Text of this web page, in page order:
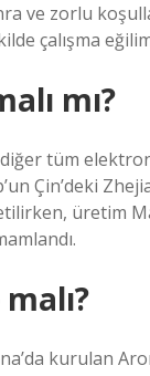
ve zorlu
çalışma
mı?
tüm
Çin’deki
üretim
kurulan